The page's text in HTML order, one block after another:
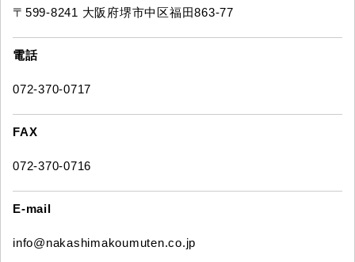
〒599-8241 大阪府堺市中区福田863-77
電話
072-370-0717
FAX
072-370-0716
E-mail
info@nakashimakoumuten.co.jp